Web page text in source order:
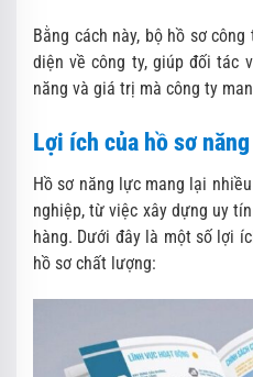
Bằng cách này, bộ hồ sơ
diện về công ty, giúp đối tác
năng và giá trị mà công ty
Lợi ích của hồ sơ
Hồ sơ năng lực mang lại
nghiệp, từ việc xây dựng uy
hàng. Dưới đây là một số lợi
hồ sơ chất lượng: